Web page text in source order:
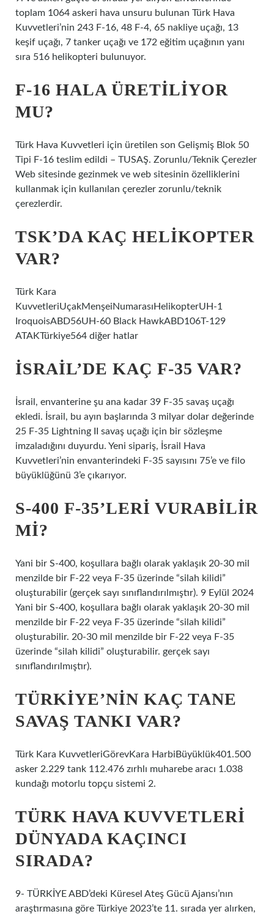
toplam 1064 askeri hava unsuru bulunan Türk Hava
Kuvvetleri’nin 243 F-16, 48 F-4, 65 nakliye uçağı, 13
keşif uçağı, 7 tanker uçağı ve 172 eğitim uçağının yanı
sıra 516 helikopteri bulunuyor.
F-16 HALA ÜRETILIYOR
MU?
Türk Hava Kuvvetleri için üretilen son Gelişmiş Blok 50
Tipi F-16 teslim edildi – TUSAŞ. Zorunlu/Teknik Çerezler
Web sitesinde gezinmek ve web sitesinin özelliklerini
kullanmak için kullanılan çerezler zorunlu/teknik
çerezlerdir.
TSK’DA KAÇ HELIKOPTER
VAR?
Türk Kara
KuvvetleriUçakMenşeiNumarasıHelikopterUH-1
IroquoisABD56UH-60 Black HawkABD106T-129
ATAKTürkiye564 diğer hatlar
İSRAIL’DE KAÇ F-35 VAR?
İsrail, envanterine şu ana kadar 39 F-35 savaş uçağı
ekledi. İsrail, bu ayın başlarında 3 milyar dolar değerinde
25 F-35 Lightning II savaş uçağı için bir sözleşme
imzaladığını duyurdu. Yeni sipariş, İsrail Hava
Kuvvetleri’nin envanterindeki F-35 sayısını 75’e ve filo
büyüklüğünü 3’e çıkarıyor.
S-400 F-35’LERI VURABILIR
MI?
Yani bir S-400, koşullara bağlı olarak yaklaşık 20-30 mil
menzilde bir F-22 veya F-35 üzerinde “silah kilidi”
oluşturabilir (gerçek sayı sınıflandırılmıştır). 9 Eylül 2024
Yani bir S-400, koşullara bağlı olarak yaklaşık 20-30 mil
menzilde bir F-22 veya F-35 üzerinde “silah kilidi”
oluşturabilir. 20-30 mil menzilde bir F-22 veya F-35
üzerinde “silah kilidi” oluşturabilir. gerçek sayı
sınıflandırılmıştır).
TÜRKIYE’NIN KAÇ TANE
SAVAŞ TANKI VAR?
Türk Kara KuvvetleriGörevKara HarbiBüyüklük401.500
asker 2.229 tank 112.476 zırhlı muharebe aracı 1.038
kundağı motorlu topçu sistemi 2.
TÜRK HAVA KUVVETLERI
DÜNYADA KAÇINCI
SIRADA?
9- TÜRKİYE ABD’deki Küresel Ateş Gücü Ajansı’nın
araştırmasına göre Türkiye 2023’te 11. sırada yer alırken,